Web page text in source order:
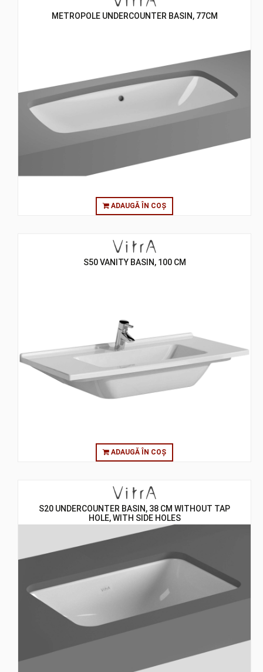
METROPOLE UNDERCOUNTER BASIN, 77CM
ADAUGĂ ÎN COȘ
S50 VANITY BASIN, 100 CM
ADAUGĂ ÎN COȘ
S20 UNDERCOUNTER BASIN, 38 CM WITHOUT TAP
HOLE, WITH SIDE HOLES